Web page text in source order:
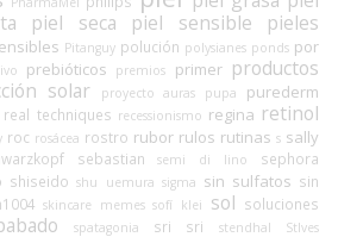
piel seca piel sensible
pieles
Pitanguy polución polysianes ponds por
prebióticos premios primer productos
solar proyecto auras pupa
purederm
real techniques recessionismo regina retinol
roc rosácea rostro rubor rulos rutinas s sally
sebastian semi di lino sephora
shiseido shu uemura sigma sin sulfatos sin
skincare memes sofí klei sol soluciones
spatagonia sri sri stendhal StIves